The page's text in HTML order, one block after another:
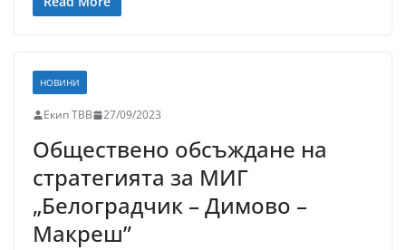
НОВИНИ
Екип ТВВ 27/09/2023
Обществено обсъждане на
стратегията за МИГ
„Белоградчик – Димово –
Макреш”